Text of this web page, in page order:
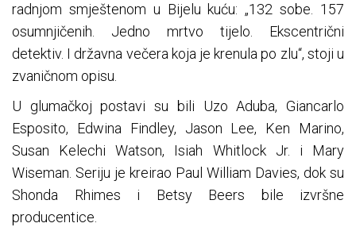
radnjom smještenom u Bijelu kuću: „132 sobe. 157
osumnjičenih. Jedno mrtvo tijelo. Ekscentrični
detektiv. I državna večera koja je krenula po zlu“, stoji u
zvaničnom opisu.
U glumačkoj postavi su bili Uzo Aduba, Giancarlo
Esposito, Edwina Findley, Jason Lee, Ken Marino,
Susan Kelechi Watson, Isiah Whitlock Jr. i Mary
Wiseman. Seriju je kreirao Paul William Davies, dok su
Shonda Rhimes i Betsy Beers bile izvršne
producentice.